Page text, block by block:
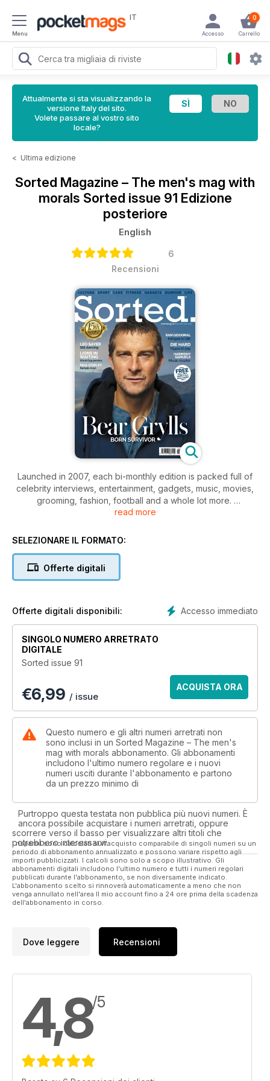
Menu
IT 0
Carrello
Accesso
Attualmente si sta visualizzando la
versione Italy del sito.
Volete passare al vostro sito
locale?
< Ultima edizione
Sorted Magazine – The men's mag with
morals Sorted issue 91 Edizione
posteriore
English
6
Recensioni
Launched in 2007, each bi-monthly edition is packed full of
celebrity interviews, entertainment, gadgets, music, movies,
grooming, fashion, football and a whole lot more.
Sorted is one of the country’s fastest growing new titles and
such as Bear Grylls, Will Smith, Sylvester Stallone and Jeff
read more
SELEZIONARE IL FORMATO:
Offerte digitali
Accesso immediato
Offerte digitali disponibili:
SINGOLO NUMERO ARRETRATO
DIGITALE
Sorted issue 91
€6,99 / issue
ACQUISTA ORA
Questo numero e gli altri numeri arretrati non
sono inclusi in un Sorted Magazine – The men's
mag with morals abbonamento. Gli abbonamenti
includono l'ultimo numero regolare e i nuovi
numeri usciti durante l'abbonamento e partono
da un prezzo minimo di
Purtroppo questa testata non pubblica più nuovi numeri. È
ancora possibile acquistare i numeri arretrati, oppure
scorrere verso il basso per visualizzare altri titoli che
potrebbero interessarvi.
I risparmi sono calcolati sull'acquisto comparabile di singoli numeri su un
periodo di abbonamento annualizzato e possono variare rispetto agli
importi pubblicizzati. I calcoli sono solo a scopo illustrativo. Gli
abbonamenti digitali includono l'ultimo numero e tutti i numeri regolari
pubblicati durante l'abbonamento, se non diversamente indicato.
L'abbonamento scelto si rinnoverà automaticamente a meno che non
venga annullato nell'area Il mio account fino a 24 ore prima della scadenza
dell'abbonamento in corso.
Dove leggere Recensioni
4,8/5